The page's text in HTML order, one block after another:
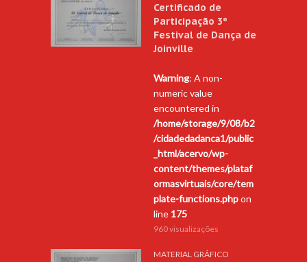
Certificado de
Participação 3º
Festival de Dança de
Joinville
Warning: A non-
numeric value
encountered in
/home/storage/9/08/b2
/cidadedadanca1/public
_html/acervo/wp-
content/themes/plataf
ormasvirtuais/core/tem
plate-functions.phpon
line 175
960 visualizações
MATERIAL GRÁFICO